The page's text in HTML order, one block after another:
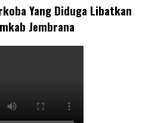
Yang Diduga Libatkan
Jembrana